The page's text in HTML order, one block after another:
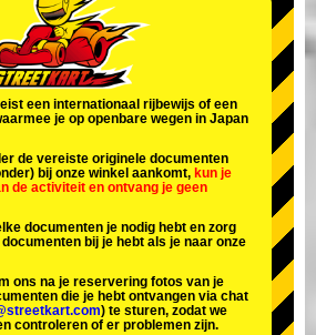
Winkel wijzigen
Tokyo Bay
Osaka
een internationaal rijbewijs of een
je op openbare wegen in Japan
de vereiste originele documenten
bij onze winkel aankomt, kun je
de activiteit en ontvang je geen
documenten je nodig hebt en zorg
bij je hebt als je naar onze
ons na je reservering fotos van je
die je hebt ontvangen via chat
) te sturen, zodat we
controleren of er problemen zijn.